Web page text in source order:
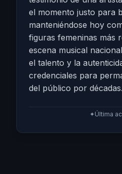
el momento justo para
manteniéndose hoy
figuras femeninas más
escena musical
el talento y la
credenciales para
del público por décadas.
✦Última